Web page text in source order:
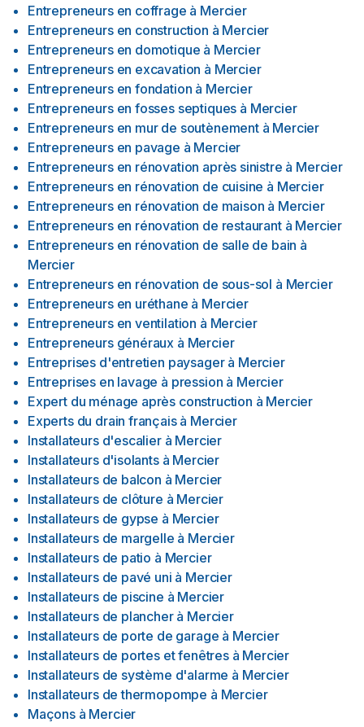
Entrepreneurs en coffrage à Mercier
Entrepreneurs en construction à Mercier
Entrepreneurs en domotique à Mercier
Entrepreneurs en excavation à Mercier
Entrepreneurs en fondation à Mercier
Entrepreneurs en fosses septiques à Mercier
Entrepreneurs en mur de soutènement à Mercier
Entrepreneurs en pavage à Mercier
Entrepreneurs en rénovation après sinistre à Mercier
Entrepreneurs en rénovation de cuisine à Mercier
Entrepreneurs en rénovation de maison à Mercier
Entrepreneurs en rénovation de restaurant à Mercier
Entrepreneurs en rénovation de salle de bain à
Mercier
Entrepreneurs en rénovation de sous-sol à Mercier
Entrepreneurs en uréthane à Mercier
Entrepreneurs en ventilation à Mercier
Entrepreneurs généraux à Mercier
Entreprises d'entretien paysager à Mercier
Entreprises en lavage à pression à Mercier
Expert du ménage après construction à Mercier
Experts du drain français à Mercier
Installateurs d'escalier à Mercier
Installateurs d'isolants à Mercier
Installateurs de balcon à Mercier
Installateurs de clôture à Mercier
Installateurs de gypse à Mercier
Installateurs de margelle à Mercier
Installateurs de patio à Mercier
Installateurs de pavé uni à Mercier
Installateurs de piscine à Mercier
Installateurs de plancher à Mercier
Installateurs de porte de garage à Mercier
Installateurs de portes et fenêtres à Mercier
Installateurs de système d'alarme à Mercier
Installateurs de thermopompe à Mercier
Maçons à Mercier